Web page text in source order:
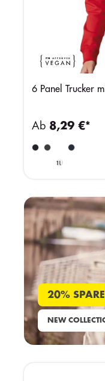
6 Panel Trucker
Light
Burgundy
Ab 8,29 €*
20%
NEW